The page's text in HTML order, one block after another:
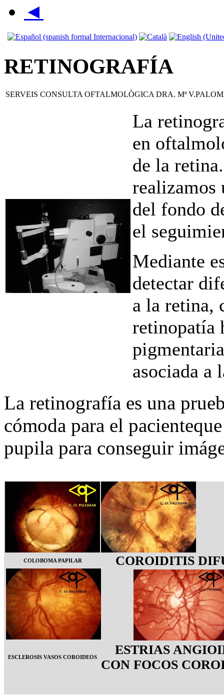
◄
RETINOGRAFÍA
SERVEIS CONSULTA OFTALMOLÒGICA DRA. Mª
La
en
de la
del fondo
el
Mediante
detectar
a la retina,
retinopatía
asociada a
La retinografía es una
cómoda para el
pupila para conseguir
COLOBOMA PAPILAR COROIDITIS
ESCLEROSIS VASOS COROIDEOS
ESTRIAS
CON FOCOS